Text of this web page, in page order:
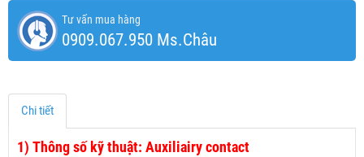
Tư vấn mua hàng
0909.067.950 Ms.Châu
Chi tiết
1) Thông số kỹ thuật: Auxiliairy contact